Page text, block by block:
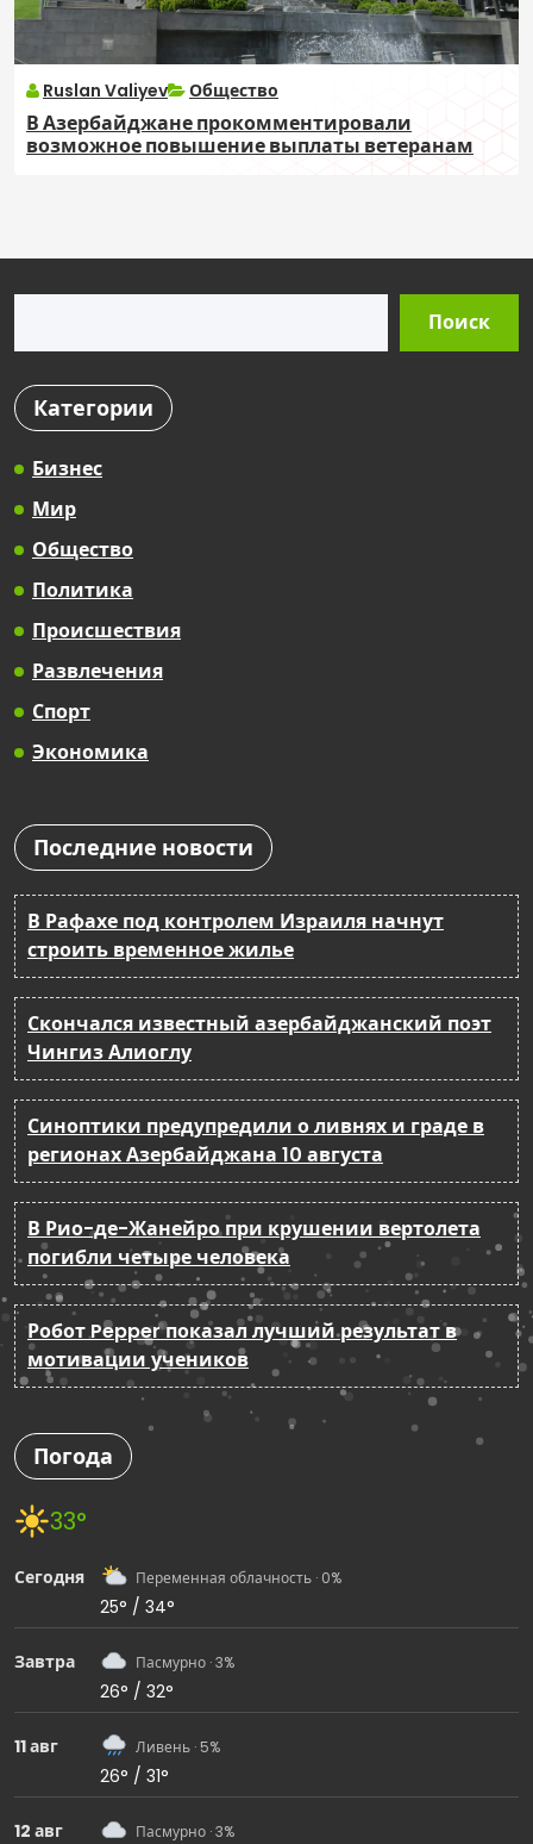
Ruslan Valiyev Общество
В Азербайджане прокомментировали
возможное повышение выплаты ветеранам
Поиск
Категории
Бизнес
Мир
Общество
Политика
Происшествия
Развлечения
Спорт
Экономика
Последние новости
В Рафахе под контролем Израиля начнут
строить временное жилье
Скончался известный азербайджанский поэт
Чингиз Алиоглу
Синоптики предупредили о ливнях и граде в
регионах Азербайджана 10 августа
В Рио-де-Жанейро при крушении вертолета
погибли четыре человека
Робот Pepper показал лучший результат в
мотивации учеников
Погода
33°
Сегодня Переменная облачность · 0%
25° / 34°
Завтра Пасмурно · 3%
26° / 32°
11 авг Ливень · 5%
26° / 31°
12 авг Пасмурно · 3%